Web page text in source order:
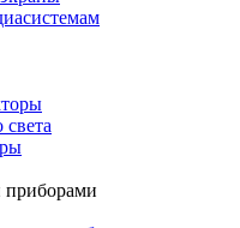
приборами